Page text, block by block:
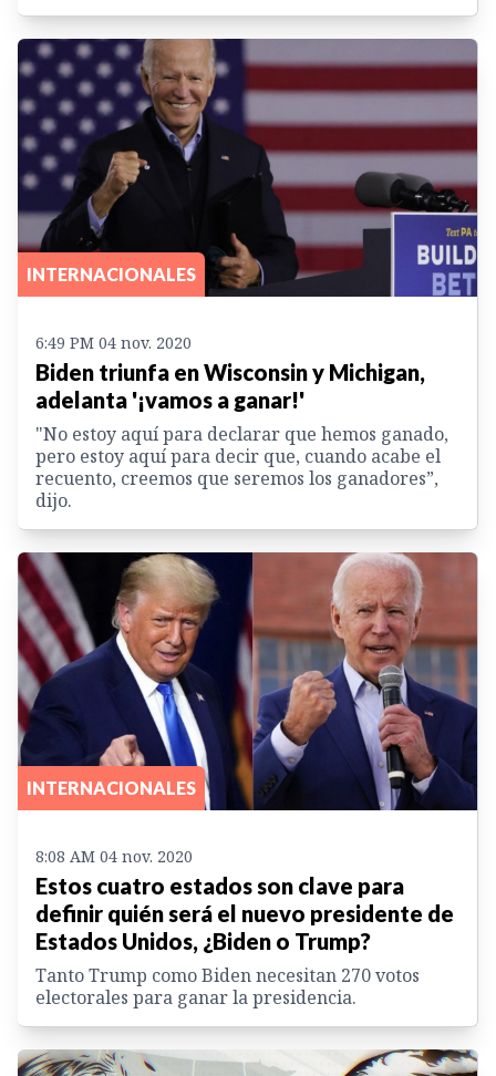
INTERNACIONALES
6:49 PM 04 nov. 2020
Biden triunfa en Wisconsin y Michigan,
adelanta '¡vamos a ganar!'
"No estoy aquí para declarar que hemos ganado,
pero estoy aquí para decir que, cuando acabe el
recuento, creemos que seremos los ganadores”,
dijo.
INTERNACIONALES
8:08 AM 04 nov. 2020
Estos cuatro estados son clave para
definir quién será el nuevo presidente de
Estados Unidos, ¿Biden o Trump?
Tanto Trump como Biden necesitan 270 votos
electorales para ganar la presidencia.